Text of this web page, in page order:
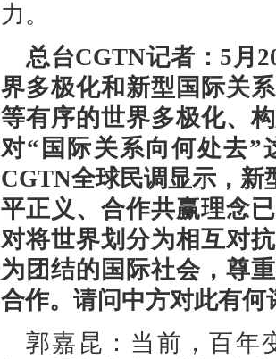
力。
总台CGTN记者：5月
界多极化和新型国际关
等有序的世界多极化、
对“国际关系向何处去”
CGTN全球民调显示，新
平正义、合作共赢理念
对将世界划分为相互对
为团结的国际社会，尊
合作。请问中方对此有何
郭嘉昆：当前，百年